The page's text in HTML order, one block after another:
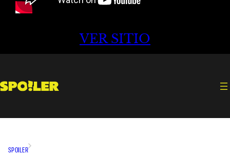
VER SITIO
SPOILER